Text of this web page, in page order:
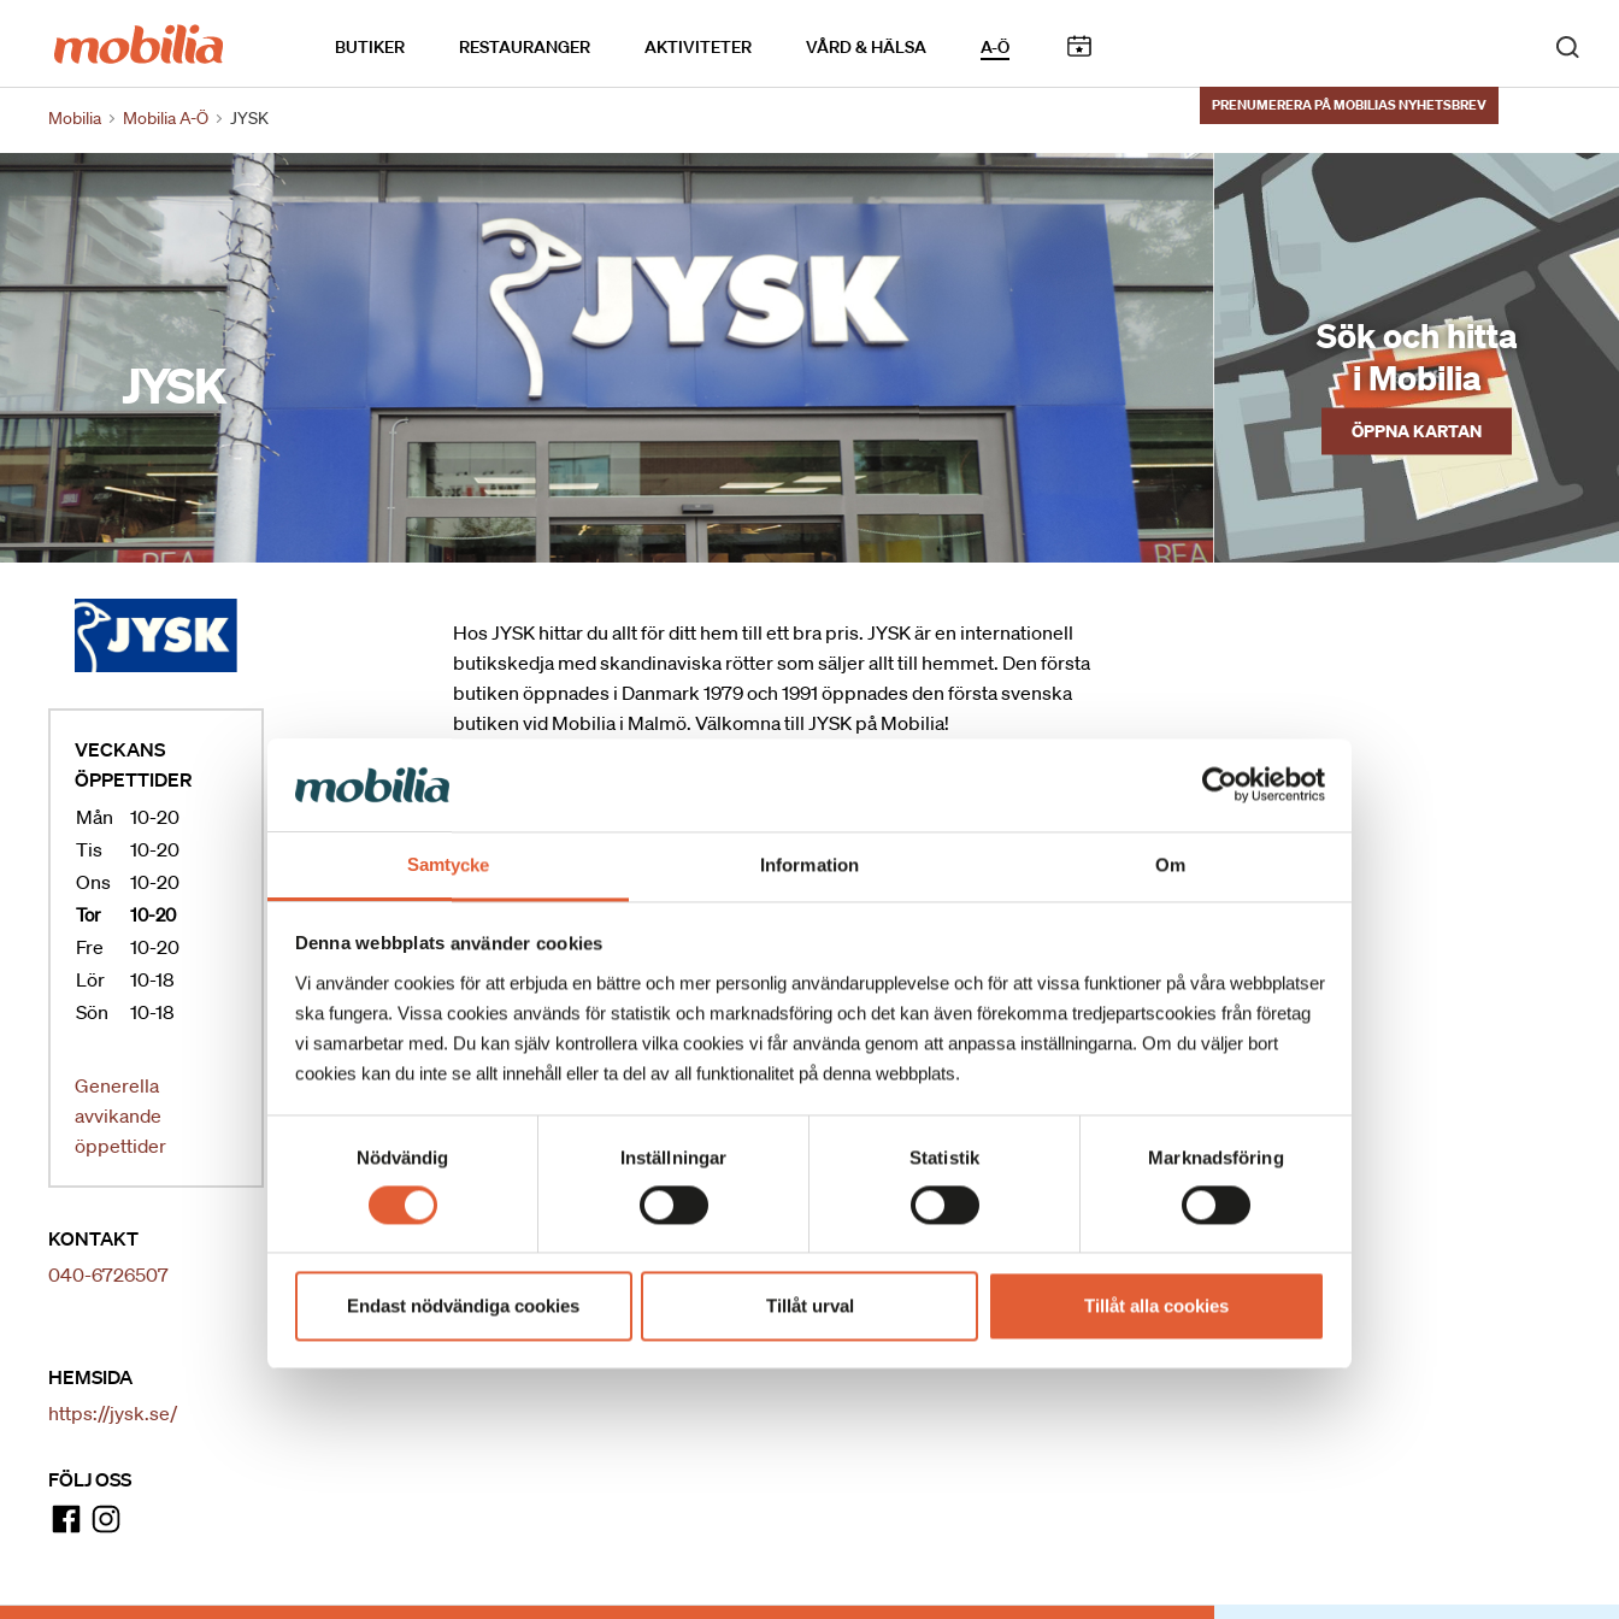
Samtycke Information Om
Denna webbplats använder cookies
Vi använder cookies för att erbjuda en bättre och mer personlig användarupplevelse och för att vissa funktioner på våra webbplatser
ska fungera. Vissa cookies används för statistik och marknadsföring och det kan även förekomma tredjepartscookies från företag
vi samarbetar med. Du kan själv kontrollera vilka cookies vi får använda genom att anpassa inställningarna. Om du väljer bort
cookies kan du inte se allt innehåll eller ta del av all funktionalitet på denna webbplats.
Nödvändig
Inställningar Statistik Marknadsföring
Endast nödvändiga cookies Tillåt urval Tillåt alla cookies
BUTIKER RESTAURANGER AKTIVITETER VÅRD & HÄLSA A-Ö
PRENUMERERA PÅ MOBILIAS NYHETSBREV
Mobilia Mobilia A-Ö JYSK
JYSK
Sök och hitta
i Mobilia
ÖPPNA KARTAN
VECKANS
ÖPPETTIDER
Mån
10-20
Tis
10-20
Ons
10-20
Tor
10-20
Fre
10-20
Lör
10-18
Sön
10-18
Generella
avvikande
öppettider
KONTAKT
040-6726507
HEMSIDA
https://jysk.se/
FÖLJ OSS
Hos JYSK hittar du allt för ditt hem till ett bra pris. JYSK är en internationell
butikskedja med skandinaviska rötter som säljer allt till hemmet. Den första
butiken öppnades i Danmark 1979 och 1991 öppnades den första svenska
butiken vid Mobilia i Malmö. Välkomna till JYSK på Mobilia!